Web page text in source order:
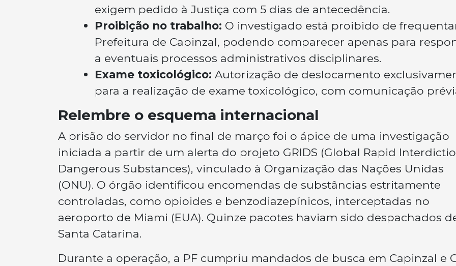
exigem pedido à Justiça com 5 dias de antecedência.
Proibição no trabalho: O investigado está proibido de
Prefeitura de Capinzal, podendo comparecer apenas para
a eventuais processos administrativos disciplinares.
Exame toxicológico: Autorização de deslocamento
para a realização de exame toxicológico, com comunicação
Relembre o esquema internacional
A prisão do servidor no final de março foi o ápice de uma investigação
iniciada a partir de um alerta do projeto GRIDS (Global Rapid
Dangerous Substances), vinculado à Organização das Nações Unidas
(ONU). O órgão identificou encomendas de substâncias estritamente
controladas, como opioides e benzodiazepínicos, interceptadas no
aeroporto de Miami (EUA). Quinze pacotes haviam sido despachados
Santa Catarina.
Durante a operação, a PF cumpriu mandados de busca em Capinzal e